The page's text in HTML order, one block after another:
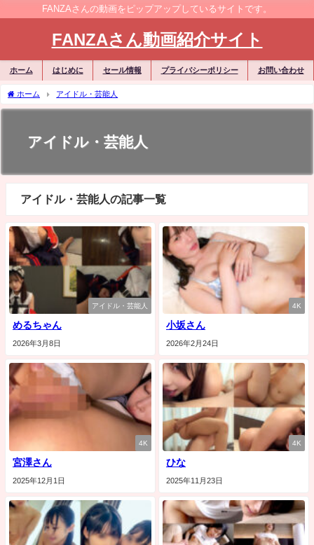
FANZAさんの動画をピップアップしているサイトです。
FANZAさん動画紹介サイト
ホーム はじめに セール情報 プライバシーポリシー お問い合わせ
ホーム アイドル・芸能人
アイドル・芸能人
アイドル・芸能人の記事一覧
アイドル・芸能人
めるちゃん
2026年3月8日
4K
小坂さん
2026年2月24日
4K
宮澤さん
2025年12月1日
4K
ひな
2025年11月23日